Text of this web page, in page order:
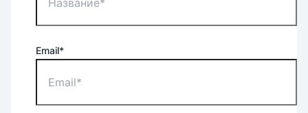
Email*